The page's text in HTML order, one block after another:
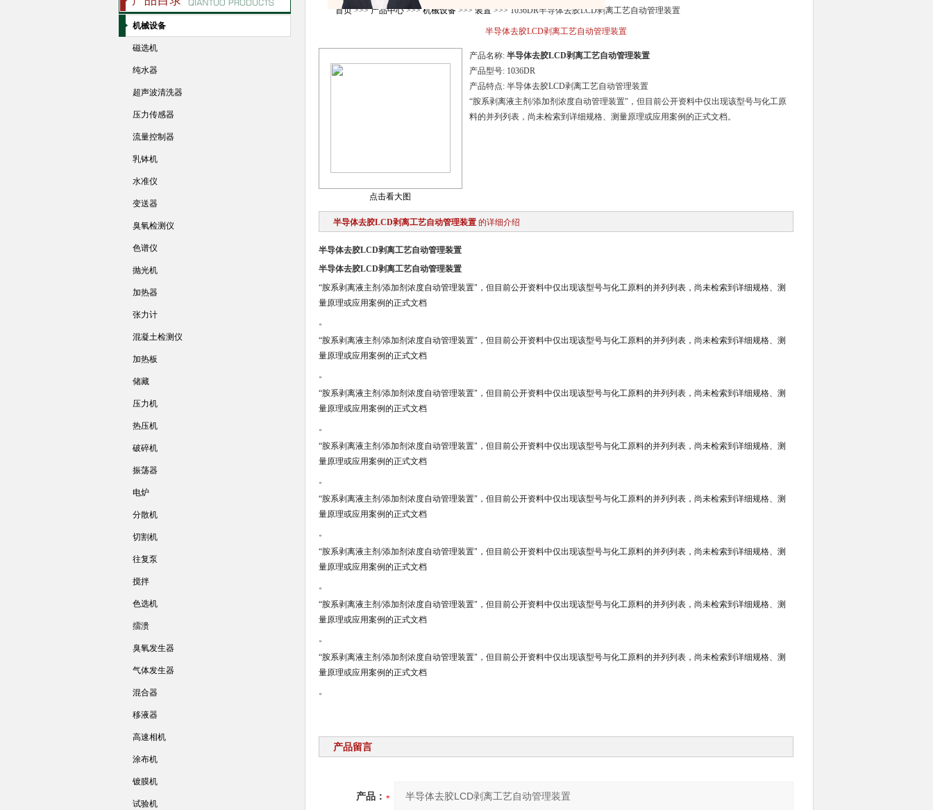
首页>>>产品中心>>>机械设备>>> 装置 >>> 1036DR半导体去胶LCD剥离工艺自动管理装置
半导体去胶LCD剥离工艺自动管理装置
点击看大图
产品名称: 半导体去胶LCD剥离工艺自动管理装置
产品型号: 1036DR
产品特点: 半导体去胶LCD剥离工艺自动管理装置
“胺系剥离液主剂/添加剂浓度自动管理装置"，但目前公开资料中仅出现该型号与化工原
料的并列列表，尚未检索到详细规格、测量原理或应用案例的正式文档。
半导体去胶LCD剥离工艺自动管理装置 的详细介绍
半导体去胶LCD剥离工艺自动管理装置
半导体去胶LCD剥离工艺自动管理装置
“胺系剥离液主剂/添加剂浓度自动管理装置"，但目前公开资料中仅出现该型号与化工原料的并列列表，尚未检索到详细规格、测
量原理或应用案例的正式文档
。
“胺系剥离液主剂/添加剂浓度自动管理装置"，但目前公开资料中仅出现该型号与化工原料的并列列表，尚未检索到详细规格、测
量原理或应用案例的正式文档
。
“胺系剥离液主剂/添加剂浓度自动管理装置"，但目前公开资料中仅出现该型号与化工原料的并列列表，尚未检索到详细规格、测
量原理或应用案例的正式文档
。
“胺系剥离液主剂/添加剂浓度自动管理装置"，但目前公开资料中仅出现该型号与化工原料的并列列表，尚未检索到详细规格、测
量原理或应用案例的正式文档
。
“胺系剥离液主剂/添加剂浓度自动管理装置"，但目前公开资料中仅出现该型号与化工原料的并列列表，尚未检索到详细规格、测
量原理或应用案例的正式文档
。
“胺系剥离液主剂/添加剂浓度自动管理装置"，但目前公开资料中仅出现该型号与化工原料的并列列表，尚未检索到详细规格、测
量原理或应用案例的正式文档
。
“胺系剥离液主剂/添加剂浓度自动管理装置"，但目前公开资料中仅出现该型号与化工原料的并列列表，尚未检索到详细规格、测
量原理或应用案例的正式文档
。
“胺系剥离液主剂/添加剂浓度自动管理装置"，但目前公开资料中仅出现该型号与化工原料的并列列表，尚未检索到详细规格、测
量原理或应用案例的正式文档
。
产品留言
产品：
机械设备
磁选机
纯水器
超声波清洗器
压力传感器
流量控制器
乳钵机
水准仪
变送器
臭氧检测仪
色谱仪
抛光机
加热器
张力计
混凝土检测仪
加热板
储藏
压力机
热压机
破碎机
振荡器
电炉
分散机
切割机
往复泵
搅拌
色选机
擂溃
臭氧发生器
气体发生器
混合器
移液器
高速相机
涂布机
镀膜机
试验机